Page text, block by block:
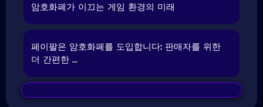
암호화폐가 이끄는 게임 환경의 미래
페이팔은 암호화폐를 도입합니다: 판매자를 위한
더 간편한 ...